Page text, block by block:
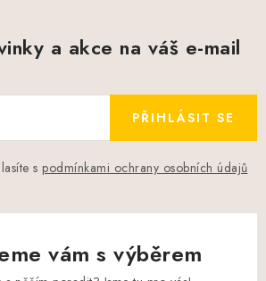
a akce na váš e-mail
s podmínkami ochrany osobních údajů
PŘIHLÁSIT SE
vám s výběrem